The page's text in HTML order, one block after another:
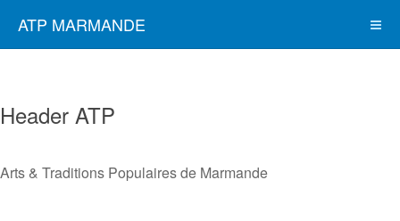
ATP MARMANDE
Header ATP
Arts & Traditions Populaires de Marmande